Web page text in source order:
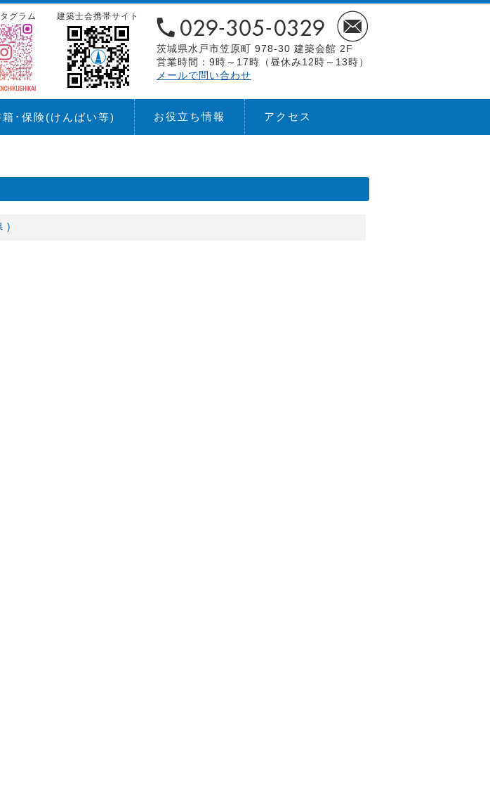
茨城県水戸市笠原町 978-30 建築会館 2F
営業時間：9時～17時（昼休み12時～13時）
メールで問い合わせ
建築士会携帯サイト
グラム
籍･保険(けんばい等) お役立ち情報 アクセス
)